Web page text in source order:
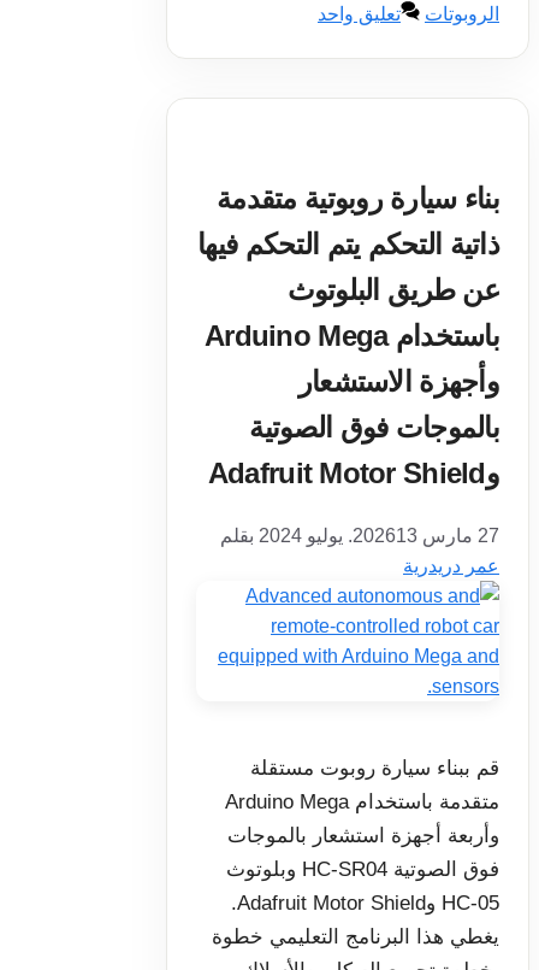
الروبوتات
تعليق واحد
بناء سيارة روبوتية متقدمة
ذاتية التحكم يتم التحكم فيها
عن طريق البلوتوث
باستخدام Arduino Mega
وأجهزة الاستشعار
بالموجات فوق الصوتية
وAdafruit Motor Shield
27 مارس 2026 13. يوليو 2024
بقلم
عمر دريدرية
قم ببناء سيارة روبوت مستقلة
متقدمة باستخدام Arduino Mega
وأربعة أجهزة استشعار بالموجات
فوق الصوتية HC-SR04 وبلوتوث
HC-05 وAdafruit Motor Shield.
يغطي هذا البرنامج التعليمي خطوة